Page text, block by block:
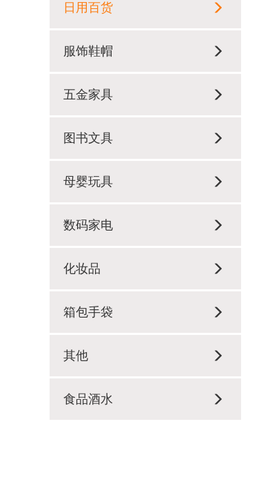
日用百货
服饰鞋帽
五金家具
图书文具
母婴玩具
数码家电
化妆品
箱包手袋
其他
食品酒水